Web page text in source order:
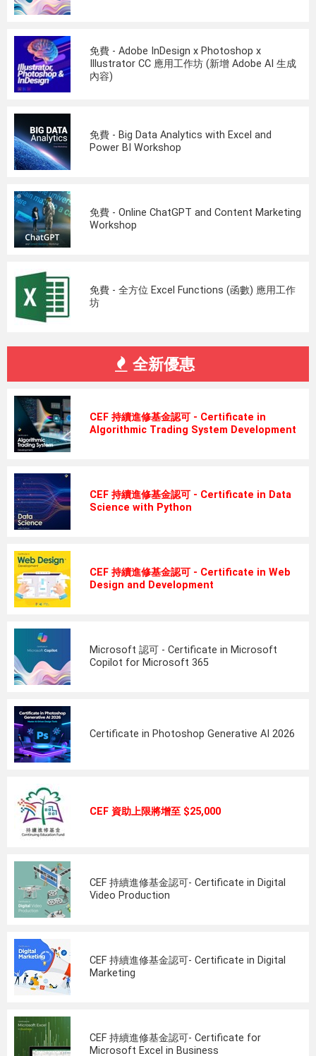
免費 - Adobe InDesign x Photoshop x
Illustrator CC 應用工作坊 (新增 Adobe AI 生成
內容)
免費 - Big Data Analytics with Excel and
Power BI Workshop
免費 - Online ChatGPT and Content Marketing
Workshop
免費 - 全方位 Excel Functions (函數) 應用工作
坊
全新優惠
CEF 持續進修基金認可 - Certificate in
Algorithmic Trading System Development
CEF 持續進修基金認可 - Certificate in Data
Science with Python
CEF 持續進修基金認可 - Certificate in Web
Design and Development
Microsoft 認可 - Certificate in Microsoft
Copilot for Microsoft 365
Certificate in Photoshop Generative AI 2026
CEF 資助上限將增至 $25,000
CEF 持續進修基金認可- Certificate in Digital
Video Production
CEF 持續進修基金認可- Certificate in Digital
Marketing
CEF 持續進修基金認可- Certificate for
Microsoft Excel in Business